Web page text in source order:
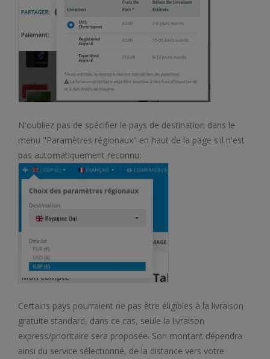
N'oubliez pas de spécifier le pays de destination dans le
menu "Paramètres régionaux" en haut de la page s'il n'est
pas automatiquement reconnu:
Certains pays pourraient ne pas être éligibles à la livraison
gratuite standard, dans ce cas, seule la livraison
express/prioritaire sera proposée. Son montant dépendra
ainsi du service sélectionné, de la distance vers votre